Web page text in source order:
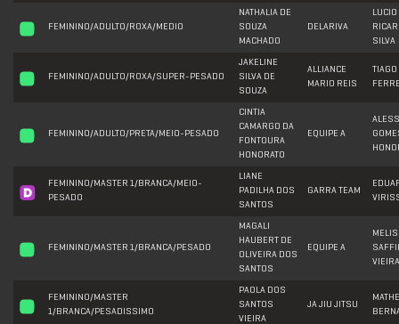
FEMININO/ADULTO/ROXA/MEDIO
NATHALIA DE
SOUZA
MACHADO
DELARIVA
LUCIO
SILVA
FEMININO/ADULTO/ROXA/SUPER-PESADO
JAKELINE
SILVA DE
SOUZA
ALLIANCE
MARIO REIS
TIAGO
FEMININO/ADULTO/PRETA/MEIO-PESADO
CINTIA
CAMARGO DA
FONTOURA
HONORATO
EQUIPE A
FEMININO/MASTER 1/BRANCA/MEIO-
PESADO
LIANE
PADILHA DOS
SANTOS
GARRA TEAM
FEMININO/MASTER 1/BRANCA/PESADO
MAGALI
HAUBERT DE
OLIVEIRA DOS
SANTOS
EQUIPE A
VIEIRA
FEMININO/MASTER
1/BRANCA/PESADISSIMO
PAOLA DOS
SANTOS
VIEIRA
JA JIU JITSU